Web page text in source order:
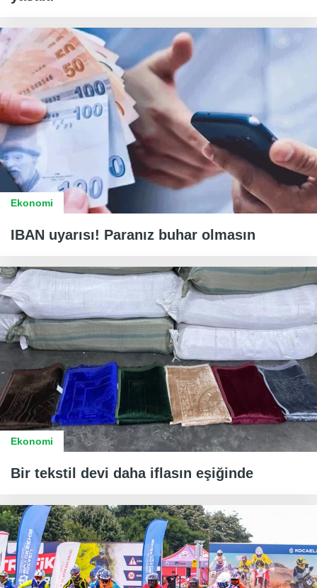
Ekonomi
IBAN uyarısı! Paranız buhar olmasın
Ekonomi
Bir tekstil devi daha iflasın eşiğinde